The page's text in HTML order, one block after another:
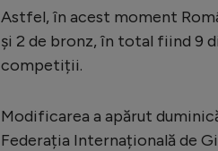
Astfel, în acest moment
și 2 de bronz, în total fiind 9
competiții.
Modificarea a apărut
Federația Internațională de